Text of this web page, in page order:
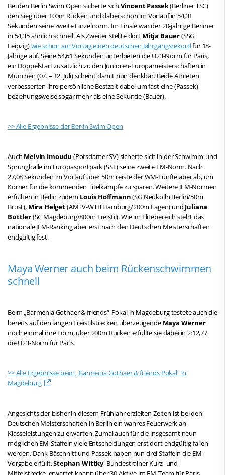
Bei den Berlin Swim Open sicherte sich Vincent Passek(Berliner TSC)
den Sieg über 100m Rücken und dabei schon im Vorlauf in 54,31
Sekunden seine zweite Einzelnorm. Im Finale war der 20-jährige Berliner
in 54,35 ähnlich schnell. Als Zweiter stellte dort Mitja Bauer(SSG
Leipzig)wie schon am Vortag einen deutschen Jahrgangsrekordfür 18-
Jährige auf. Seine 54,61 Sekunden unterbieten die U23-Norm für Paris,
ein Doppelstart zusätzlich zu den Junioren-Europameisterschaften in
München (07. – 12. Juli) scheint damit nun denkbar. Beide Athleten
verbesserten ihre persönliche Bestzeit dabei um fast eine (Passek)
beziehungsweise sogar mehr als eine Sekunde (Bauer).
>> Alle Ergebnisse der Berlin Swim Open
Auch Melvin Imoudu (Potsdamer SV) sicherte sich in der Schwimm-und
Sprunghalle im Europasportpark (SSE) seine zweite EM-Norm. Nach
27,08 Sekunden im Vorlauf über 50m reiste der WM-Fünfte aber ab, um
Körner für die kommenden Titelkämpfe zu sparen. Weitere JEM-Normen
erfüllten in Berlin zudem Louis Hoffmann(SG Neukölln Berlin/50m
Brust), Mira Helget(AMTV-WTB Hamburg/200m Lagen) und Juliana
Buttler(SC Magdeburg/800m Freistil). Wie im Elitebereich steht das
nationale JEM-Ranking aber erst nach den Deutschen Meisterschaften
endgültig fest.
Maya Werner auch beim Rückenschwimmen
schnell
Beim „Barmenia Gothaer & friends“-Pokal in Magdeburg testete auch die
bereits auf den langen Freistilstrecken überzeugende Maya Werner
noch einmal ihre Form, über 200m Rücken erfüllte sie dabei in 2:12,77
die U23-Norm für Paris.
>> Alle Ergebnisse beim „Barmenia Gothaer & friends Pokal“ in
Magdeburg
Angesichts der bisher in diesem Frühjahr erzielten Zeiten ist bei den
Deutschen Meisterschaften in Berlin ein wahres Feuerwerk an
Klasseleistungen zu erwarten. Zumal auch für die insgesamt neun
möglichen EM-Staffeln viele Entscheidungen erst dort endgültig fallen
werden. Dank Bäschnitt und Passek haben nun drei Staffeln die EM-
Vorgabe erfüllt.Stephan Wittky, Bundestrainer Kurz- und